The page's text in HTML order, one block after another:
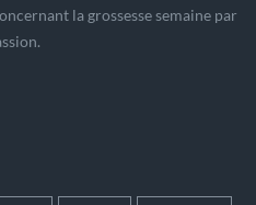
la grossesse semaine par